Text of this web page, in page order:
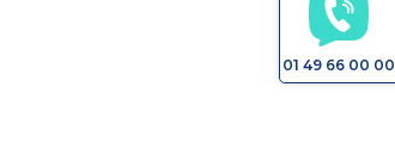
01 49 66 00 00